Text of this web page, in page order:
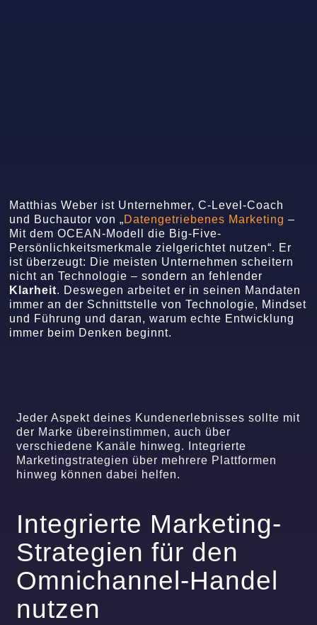
Matthias Weber ist Unternehmer, C-Level-Coach
und Buchautor von „Datengetriebenes Marketing –
Mit dem OCEAN-Modell die Big-Five-
Persönlichkeitsmerkmale zielgerichtet nutzen“. Er
ist überzeugt: Die meisten Unternehmen scheitern
nicht an Technologie – sondern an fehlender
Klarheit. Deswegen arbeitet er in seinen Mandaten
immer an der Schnittstelle von Technologie, Mindset
und Führung und daran, warum echte Entwicklung
immer beim Denken beginnt.
Jeder Aspekt deines Kundenerlebnisses sollte mit
der Marke übereinstimmen, auch über
verschiedene Kanäle hinweg. Integrierte
Marketingstrategien über mehrere Plattformen
hinweg können dabei helfen.
Integrierte Marketing-
Strategien für den
Omnichannel-Handel
nutzen